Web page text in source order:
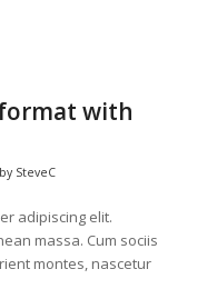
with
by SteveC
adipiscing elit.
massa. Cum sociis
montes, nascetur